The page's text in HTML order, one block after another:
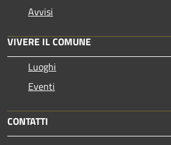
Avvisi
VIVERE IL COMUNE
Luoghi
Eventi
CONTATTI